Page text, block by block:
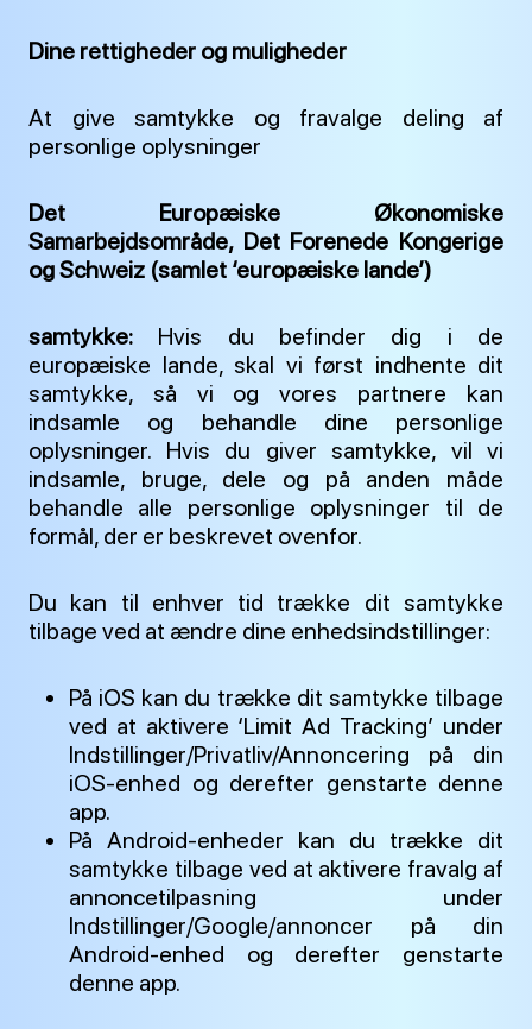
Dine rettigheder og muligheder
At give samtykke og fravalge deling af
personlige oplysninger
Det Europæiske Økonomiske
Samarbejdsområde, Det Forenede Kongerige
og Schweiz (samlet ‘europæiske lande’)
samtykke: Hvis du befinder dig i de
europæiske lande, skal vi først indhente dit
samtykke, så vi og vores partnere kan
indsamle og behandle dine personlige
oplysninger. Hvis du giver samtykke, vil vi
indsamle, bruge, dele og på anden måde
behandle alle personlige oplysninger til de
formål, der er beskrevet ovenfor.
Du kan til enhver tid trække dit samtykke
tilbage ved at ændre dine enhedsindstillinger:
På iOS kan du trække dit samtykke tilbage
ved at aktivere ‘Limit Ad Tracking’ under
Indstillinger/Privatliv/Annoncering på din
iOS-enhed og derefter genstarte denne
app.
På Android-enheder kan du trække dit
samtykke tilbage ved at aktivere fravalg af
annoncetilpasning under
Indstillinger/Google/annoncer på din
Android-enhed og derefter genstarte
denne app.